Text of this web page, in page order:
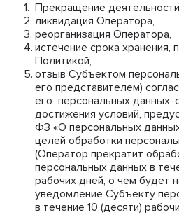
Прекращение
ликвидация Оператора,
реорганизация Оператора,
истечение срока хранения,
Политикой,
отзыв Субъектом
его представителем)
его персональных данных,
достижения условий,
ФЗ «О персональных
целей обработки
(Оператор прекратит
персональных данных в
рабочих дней, о чем будет
уведомление Субъекту
в течение 10 (десяти)